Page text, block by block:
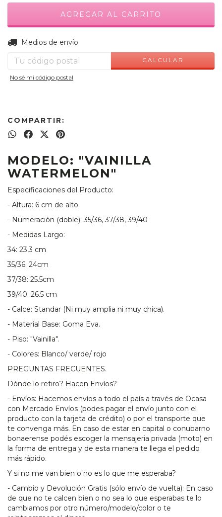
Entregas para el CP:
Medios de envío
CALCULAR
No sé mi código postal
COMPARTIR:
MODELO: "VAINILLA
WATERMELON"
Especificaciones del Producto:
- Altura: 6 cm de alto.
- Numeración (doble): 35/36, 37/38, 39/40
- Medidas Largo:
34: 23,3 cm
35/36: 24cm
37/38: 25.5cm
39/40: 26.5 cm
- Calce: Standar (Ni muy amplia ni muy chica).
- Material Base: Goma Eva.
- Piso: "Vainilla".
- Colores: Blanco/ verde/ rojo
PREGUNTAS FRECUENTES.
Dónde lo retiro? Hacen Envíos?
- Envíos: Hacemos envíos a todo el país a través de Ocasa
con Mercado Envíos (podes pagar el envío junto con el
producto con la tarjeta de crédito) o por el transporte que
te convenga más. En caso de estar en capital o conubarno
bonaerense podés escoger la mensajeria privada (moto) en
la forma de entrega y de esta manera te llega el pedido
más rápido.
Y si no me van bien o no es lo que me esperaba?
- Cambio y Devolución Gratis (sólo envío de vuelta): En caso
de que no te calcen bien o no sea lo que esperabas te lo
cambiamos por otro número/modelo/color o te